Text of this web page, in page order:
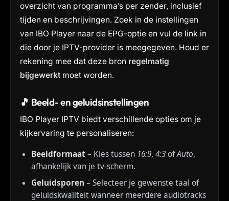
overzicht van programma’s per zender, inclusief
tijden en beschrijvingen. Zoek in de instellingen
van IBO Player naar de EPG-optie en vul de link in
die door je IPTV-provider is meegegeven. Houd er
rekening mee dat deze bron regelmatig
bijgewerkt moet worden.
🎵 Beeld- en geluidsinstellingen
IBO Player IPTV biedt verschillende opties om je
kijkervaring te personaliseren:
Beeldformaat– Kies tussen 16:9, 4:3ofAuto,
afhankelijk van je tv-scherm.
Geluidsporen – Selecteer je gewenste taal of
geluidskwaliteit wanneer meerdere audiotracks